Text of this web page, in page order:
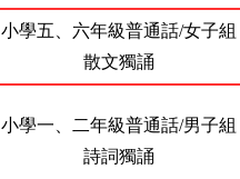
小學五、六年級普通話/女子組
散文獨誦
小學一、二年級普通話/男子組
詩詞獨誦